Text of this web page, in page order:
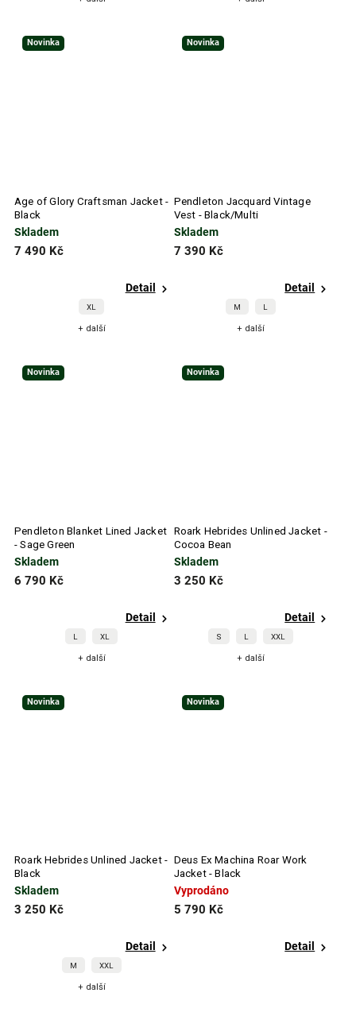
Novinka
Age of Glory Craftsman Jacket -
Black
Skladem
7 490 Kč
Detail
XL
+ další
Novinka
Pendleton Jacquard Vintage
Vest - Black/Multi
Skladem
7 390 Kč
Detail
M L
+ další
Novinka
Pendleton Blanket Lined Jacket
- Sage Green
Skladem
6 790 Kč
Detail
L XL
+ další
Novinka
Roark Hebrides Unlined Jacket -
Cocoa Bean
Skladem
3 250 Kč
Detail
S L XXL
+ další
Novinka
Roark Hebrides Unlined Jacket -
Black
Skladem
3 250 Kč
Detail
M XXL
+ další
Novinka
Deus Ex Machina Roar Work
Jacket - Black
Vyprodáno
5 790 Kč
Detail